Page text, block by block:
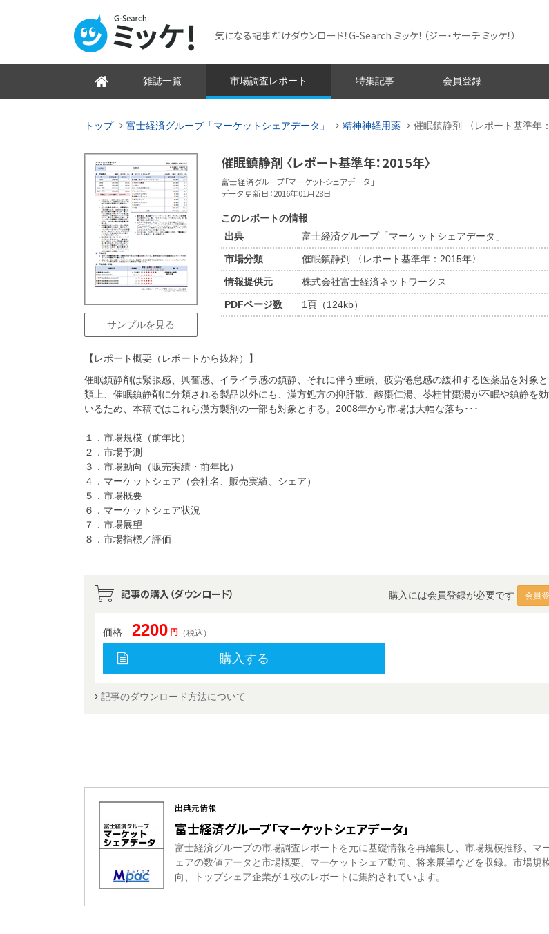
気になる記事だけダウンロード！G-Search ミッケ！ （ジー・サーチ ミッケ！）
雑誌一覧 市場調査レポート 特集記事 会員登録
トップ 富士経済グループ「マーケットシェアデータ」 精神神経用薬 催眠鎮静剤 〈レポート基準年
サンプルを見る
催眠鎮静剤 〈レポート基準年：2015年〉
富士経済グループ「マーケットシェアデータ」
データ更新日：2016年01月28日
このレポートの情報
出典
富士経済グループ「マーケットシェアデータ」
市場分類 催眠鎮静剤 〈レポート基準年：2015年〉
情報提供元 株式会社富士経済ネットワークス
PDFページ数 1頁（124kb）
【レポート概要（レポートから抜粋）】
催眠鎮静剤は緊張感、興奮感、イライラ感の鎮静、それに伴う重頭、疲労倦怠感の緩和する医薬品を対象
類上、催眠鎮静剤に分類される製品以外にも、漢方処方の抑肝散、酸棗仁湯、苓桂甘棗湯が不眠や鎮静を
いるため、本稿ではこれら漢方製剤の一部も対象とする。2008年から市場は大幅な落ち･･･
１．市場規模（前年比）
２．市場予測
３．市場動向（販売実績・前年比）
４．マーケットシェア（会社名、販売実績、シェア）
５．市場概要
６．マーケットシェア状況
７．市場展望
８．市場指標／評価
記事の購入（ダウンロード） 購入には会員登録が必要です 会員
価格 2200 円 （税込）
購入する
記事のダウンロード方法について
出典元情報
富士経済グループ「マーケットシェアデータ」
富士経済グループの市場調査レポートを元に基礎情報を再編集し、市場規模推移、マ
ェアの数値データと市場概要、マーケットシェア動向、将来展望などを収録。市場規
向、トップシェア企業が１枚のレポートに集約されています。